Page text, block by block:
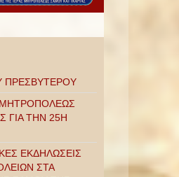
ΠΡΕΣΒΥΤΕΡΟΥ
ΜΗΤΡΟΠΟΛΕΩΣ
ΓΙΑ ΤΗΝ 25Η
ΕΚΔΗΛΩΣΕΙΣ
ΣΤΑ